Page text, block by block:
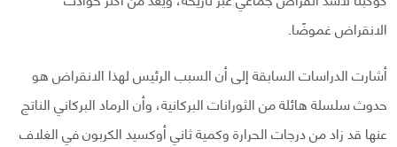
الانقراض غموضًا.
أشارت الدراسات السابقة إلى أن السبب الرئيس لهذا الانقراض هو
حدوث سلسلة هائلة من الثورانات البركانية، وأن الرماد البركاني الناتج
عنها قد زاد من درجات الحرارة وكمية ثاني أوكسيد الكربون في الغلاف